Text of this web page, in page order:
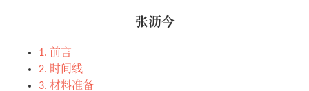
张沥今
1. 前言
2. 时间线
3. 材料准备